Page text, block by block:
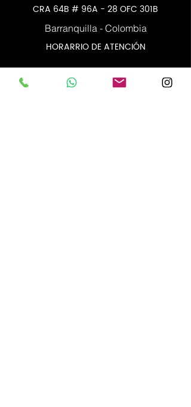
CRA 64B # 96A - 28 OFC 301B
Barranquilla - Colombia
HORARRIO DE ATENCIÓN
y 2pm - 6pm